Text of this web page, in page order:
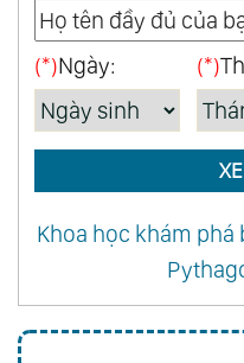
(*)Ngày: (*)
Khoa học khám phá